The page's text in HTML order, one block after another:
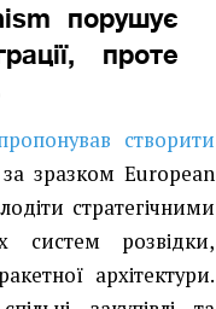
порушує
проте
створити
зразком European
стратегічними
систем розвідки,
архітектури.